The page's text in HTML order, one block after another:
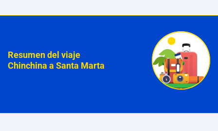
Resumen del viaje
Chinchina a Santa Marta